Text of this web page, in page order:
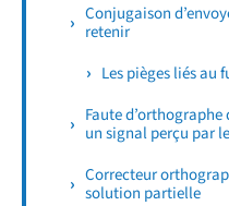
Conjugaison
retenir
Les pièges liés
Faute
un signal perçu par
Correcteur
solution partielle